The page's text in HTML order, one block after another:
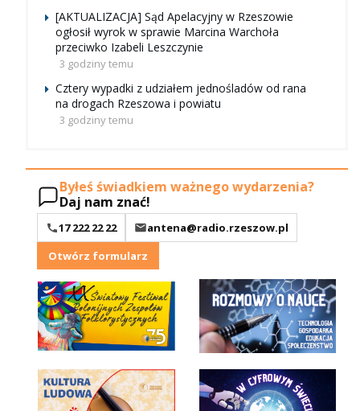
[AKTUALIZACJA] Sąd Apelacyjny w Rzeszowie
ogłosił wyrok w sprawie Marcina Warchoła
przeciwko Izabeli Leszczynie
3 godziny temu
Cztery wypadki z udziałem jednośladów od rana
na drogach Rzeszowa i powiatu
3 godziny temu
Byłeś świadkiem ważnego wydarzenia?
Daj nam znać!
17 222 22 22
antena@radio.rzeszow.pl
Otwórz formularz